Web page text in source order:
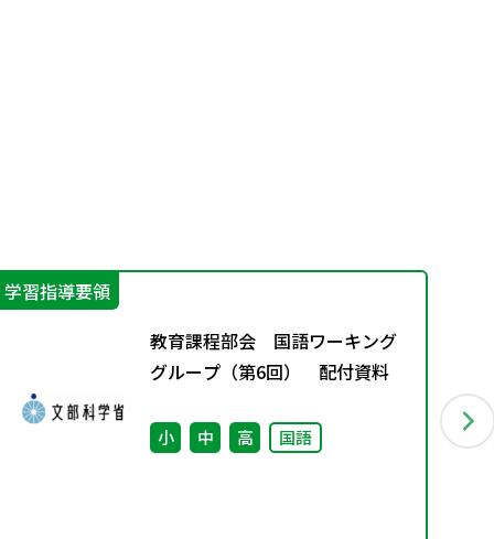
学習指導要領
教育課程部会 国語ワーキング
グループ（第6回） 配付資料
小 中 高 国語